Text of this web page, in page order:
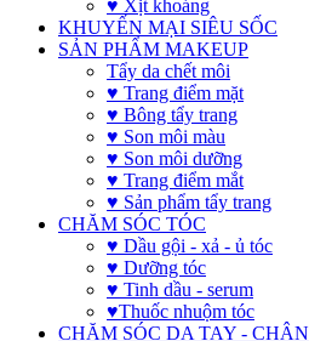
♥ Xịt khoáng
KHUYẾN MẠI SIÊU SỐC
SẢN PHẨM MAKEUP
Tẩy da chết môi
♥ Trang điểm mặt
♥ Bông tẩy trang
♥ Son môi màu
♥ Son môi dưỡng
♥ Trang điểm mắt
♥ Sản phẩm tẩy trang
CHĂM SÓC TÓC
♥ Dầu gội - xả - ủ tóc
♥ Dưỡng tóc
♥ Tinh dầu - serum
♥Thuốc nhuộm tóc
CHĂM SÓC DA TAY - CHÂN